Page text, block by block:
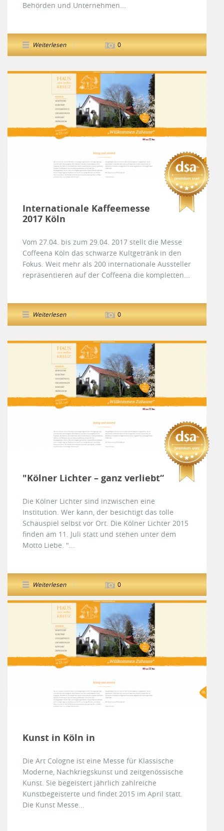
Behörden und Unternehmen...
Weiterlesen 0
Internationale Kaffeemesse
2017 Köln
Vom 27.04. bis zum 29.04. 2017 stellt die Messe
Coffeena Köln das schwarze Kultgetränk in den
Fokus. Weit mehr als 200 internationale Aussteller
repräsentieren auf der Coffeena die kompletten...
Weiterlesen 0
"Kölner Lichter – ganz verliebt“
Die Kölner Lichter sind inzwischen eine
Institution. Wer kann, der besichtigt das tolle
Schauspiel selbst vor Ort. Die Kölner Lichter 2015
finden am 11. Juli statt und stehen unter dem
Motto Liebe. "...
Weiterlesen 0
Kunst in Köln in
Die Art Cologne ist eine Messe für Klassische
Moderne, Nachkriegskunst und zeitgenössische
Kunst. Sie begeistert jährlich zahlreiche
Kunstbegeisterte und findet 2015 im April statt.
Die Kunst Messe...